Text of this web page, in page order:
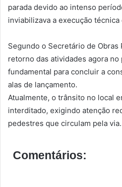
parada devido ao intenso
inviabilizava a execução
Segundo o Secretário de Obras
retorno das atividades agora
fundamental para concluir a
alas de lançamento.
Atualmente, o trânsito no local
interditado, exigindo atenção
pedestres que circulam pela via.
Comentários: